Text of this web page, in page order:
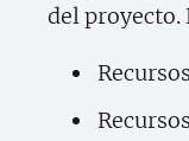
del proyecto.